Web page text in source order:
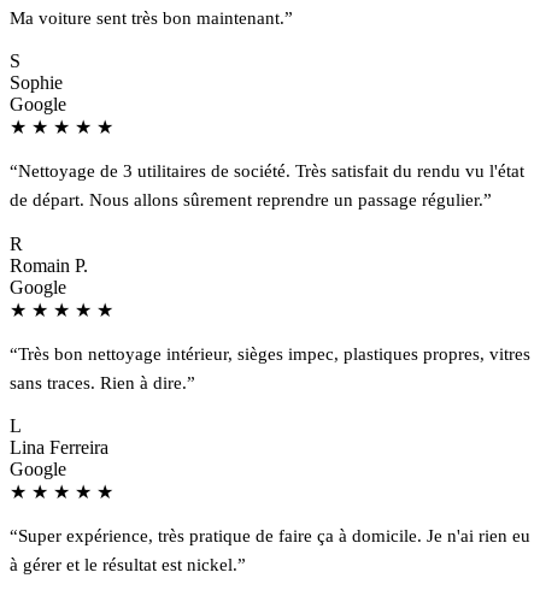
Ma voiture sent très bon maintenant.”
S
Sophie
Google
★ ★ ★ ★ ★
“Nettoyage de 3 utilitaires de société. Très satisfait du rendu vu l'état
de départ. Nous allons sûrement reprendre un passage régulier.”
R
Romain P.
Google
★ ★ ★ ★ ★
“Très bon nettoyage intérieur, sièges impec, plastiques propres, vitres
sans traces. Rien à dire.”
L
Lina Ferreira
Google
★ ★ ★ ★ ★
“Super expérience, très pratique de faire ça à domicile. Je n'ai rien eu
à gérer et le résultat est nickel.”